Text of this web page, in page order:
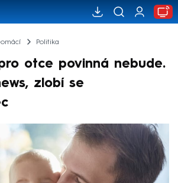
Politika
otce povinná nebude.
zlobí se